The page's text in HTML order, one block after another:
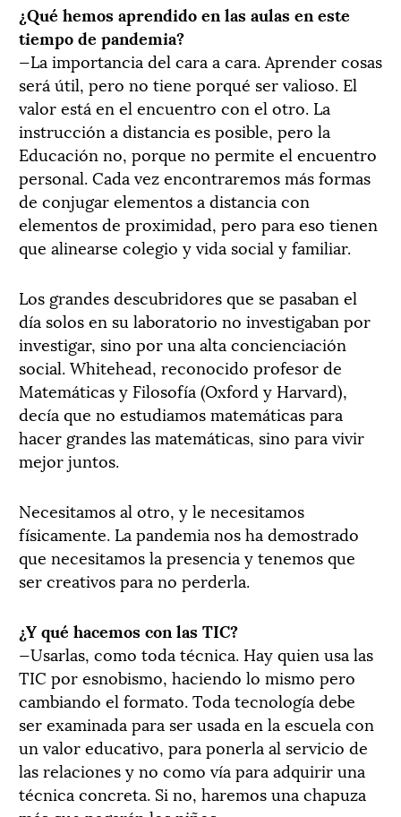
¿Qué hemos aprendido en las aulas en este
tiempo de pandemia?
—La importancia del cara a cara. Aprender cosas
será útil, pero no tiene porqué ser valioso. El
valor está en el encuentro con el otro. La
instrucción a distancia es posible, pero la
Educación no, porque no permite el encuentro
personal. Cada vez encontraremos más formas
de conjugar elementos a distancia con
elementos de proximidad, pero para eso tienen
que alinearse colegio y vida social y familiar.
Los grandes descubridores que se pasaban el
día solos en su laboratorio no investigaban por
investigar, sino por una alta concienciación
social. Whitehead, reconocido profesor de
Matemáticas y Filosofía (Oxford y Harvard),
decía que no estudiamos matemáticas para
hacer grandes las matemáticas, sino para vivir
mejor juntos.
Necesitamos al otro, y le necesitamos
físicamente. La pandemia nos ha demostrado
que necesitamos la presencia y tenemos que
ser creativos para no perderla.
¿Y qué hacemos con las TIC?
—Usarlas, como toda técnica. Hay quien usa las
TIC por esnobismo, haciendo lo mismo pero
cambiando el formato. Toda tecnología debe
ser examinada para ser usada en la escuela con
un valor educativo, para ponerla al servicio de
las relaciones y no como vía para adquirir una
técnica concreta. Si no, haremos una chapuza